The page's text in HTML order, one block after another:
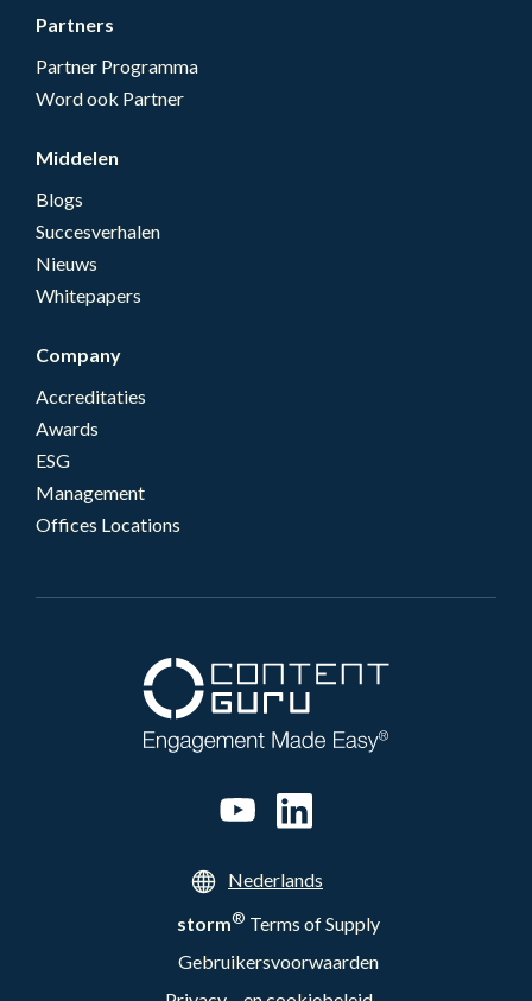
Partners
Partner Programma
Word ook Partner
Middelen
Blogs
Succesverhalen
Nieuws
Whitepapers
Company
Accreditaties
Awards
ESG
Management
Offices Locations
Nederlands
storm® Terms of Supply
Gebruikersvoorwaarden